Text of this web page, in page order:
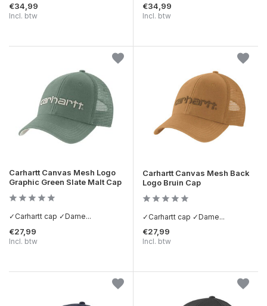
€34,99
Incl. btw
€34,99
Incl. btw
Carhartt Canvas Mesh Logo
Graphic Green Slate Malt Cap
✓Carhartt cap ✓Dame...
€27,99
Incl. btw
Carhartt Canvas Mesh Back
Logo Bruin Cap
✓Carhartt cap ✓Dame...
€27,99
Incl. btw